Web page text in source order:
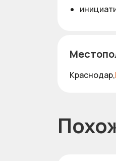
Краснодар,